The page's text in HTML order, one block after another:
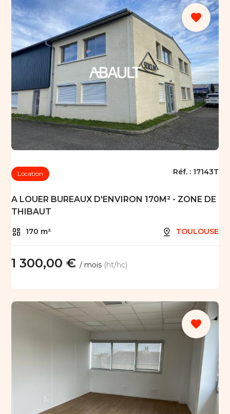
favorite
Location Réf. : 17143T
A LOUER BUREAUX D'ENVIRON 170M² - ZONE DE
THIBAUT
170 m² TOULOUSE
1 300,00 €/ mois (ht/hc)
favorite